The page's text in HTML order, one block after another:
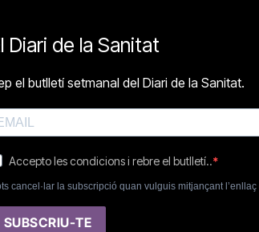
Diari de la Sanitat
el butlletí setmanal del Diari de la Sanitat.
Accepto les condicions i rebre el butlletí..
cancel·lar la subscripció quan vulguis mitjançant
SUBSCRIU-TE